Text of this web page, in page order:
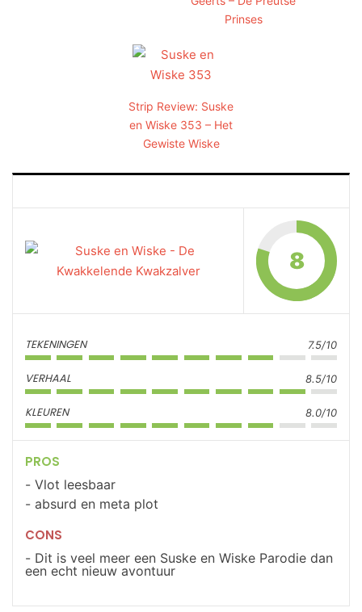
Prinses
Strip Review: Suske
en Wiske 353 – Het
Gewiste Wiske
8
TEKENINGEN 7.5/10
VERHAAL 8.5/10
KLEUREN 8.0/10
PROS
Vlot leesbaar
absurd en meta plot
CONS
Dit is veel meer een Suske en Wiske Parodie dan
een echt nieuw avontuur